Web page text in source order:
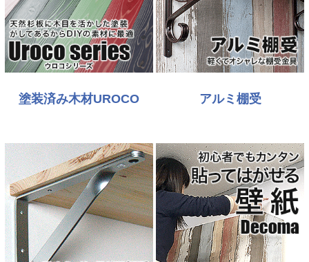
塗装済み木材UROCO アルミ棚受